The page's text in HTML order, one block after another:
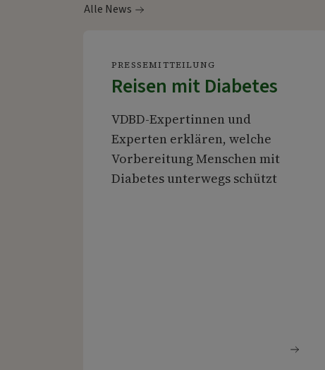
Alle News
PRESSEMITTEILUNG
Reisen mit Diabetes
VDBD-Expertinnen und
Experten erklären, welche
Vorbereitung Menschen mit
Diabetes unterwegs schützt